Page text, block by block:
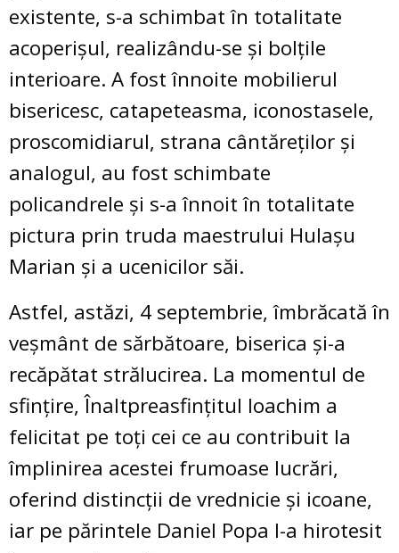
existente, s-a schimbat în totalitate
acoperişul, realizându-se şi bolţile
interioare. A fost înnoite mobilierul
bisericesc, catapeteasma, iconostasele,
proscomidiarul, strana cântăreţilor şi
analogul, au fost schimbate
policandrele şi s-a înnoit în totalitate
pictura prin truda maestrului Hulaşu
Marian şi a ucenicilor săi.
Astfel, astăzi, 4 septembrie, îmbrăcată în
veșmânt de sărbătoare, biserica și-a
recăpătat strălucirea. La momentul de
sfințire, Înaltpreasfințitul Ioachim a
felicitat pe toți cei ce au contribuit la
împlinirea acestei frumoase lucrări,
oferind distincții de vrednicie şi icoane,
iar pe părintele Daniel Popa l-a hirotesit